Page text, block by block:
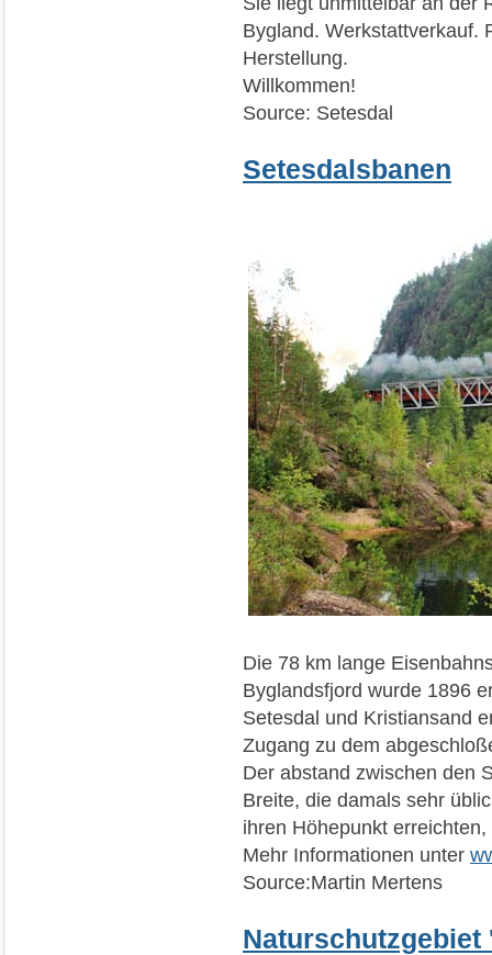
Bygland. Werkstattverkauf.
Herstellung.
Willkommen!
Source: Setesdal
Setesdalsbanen
Die 78 km lange
Byglandsfjord wurde 1896
Setesdal und Kristiansand
Zugang zu dem
Der abstand zwischen den
Breite, die damals sehr
ihren Höhepunkt
Mehr Informationen unter
Source:Martin Mertens
Naturschutzgebiet